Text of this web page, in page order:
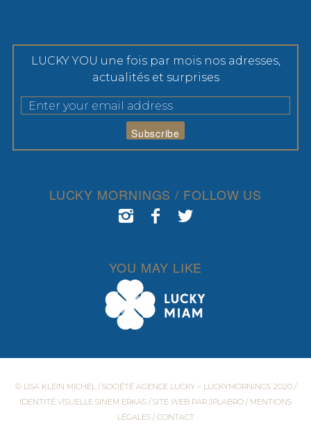
LUCKY YOU une fois par mois nos adresses,
actualités et surprises
LUCKY MORNINGS / FOLLOW US
YOU MAY LIKE
© LISA KLEIN MICHEL / SOCIÉTÉ AGENCE LUCKY – LUCKYMORNINGS 2020 /
IDENTITÉ VISUELLE SINEM ERKAS / SITE WEB PAR JPLABRO / MENTIONS
LÉGALES/CONTACT